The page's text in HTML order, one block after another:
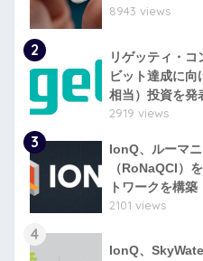
8943 views
2
リゲッティ・
ビット達成に向
相当）投資を発
2919 views
3
IonQ、ルーマ
（RoNaQCI）
トワークを構築
2101 views
4
IonQ、